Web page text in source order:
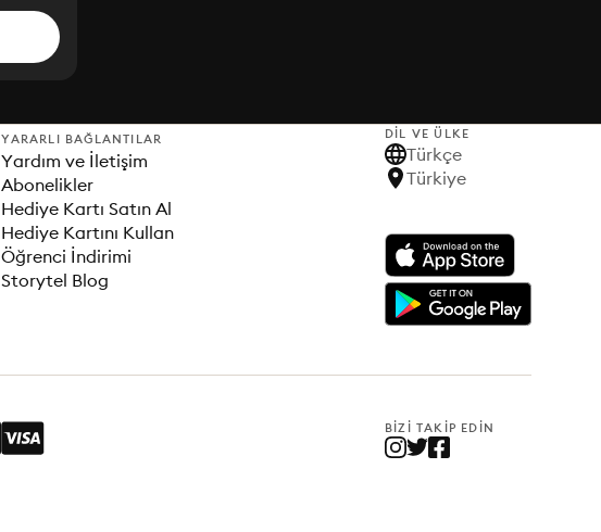
YARARLI BAĞLANTILAR
Yardım ve İletişim
Abonelikler
Hediye Kartı Satın Al
Hediye Kartını Kullan
Öğrenci İndirimi
Storytel Blog
DIL VE ÜLKE
Türkçe
Türkiye
BIZI TAKIP EDIN